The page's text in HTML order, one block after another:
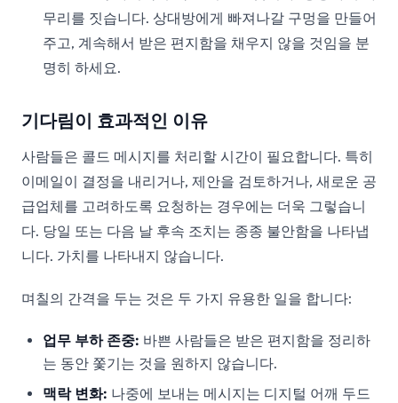
무리를 짓습니다. 상대방에게 빠져나갈 구멍을 만들어
주고, 계속해서 받은 편지함을 채우지 않을 것임을 분
명히 하세요.
기다림이 효과적인 이유
사람들은 콜드 메시지를 처리할 시간이 필요합니다. 특히
이메일이 결정을 내리거나, 제안을 검토하거나, 새로운 공
급업체를 고려하도록 요청하는 경우에는 더욱 그렇습니
다. 당일 또는 다음 날 후속 조치는 종종 불안함을 나타냅
니다. 가치를 나타내지 않습니다.
며칠의 간격을 두는 것은 두 가지 유용한 일을 합니다:
업무 부하 존중: 바쁜 사람들은 받은 편지함을 정리하
는 동안 쫓기는 것을 원하지 않습니다.
맥락 변화: 나중에 보내는 메시지는 디지털 어깨 두드